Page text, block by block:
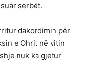
serbët.
dakordimin për
e Ohrit në vitin
nuk ka gjetur